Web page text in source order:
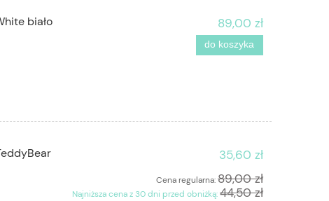
biało
89,00 zł
do koszyka
35,60 zł
Cena regularna:89,00 zł
Najniższa cena z 30 dni przed obniżką:44,50 zł